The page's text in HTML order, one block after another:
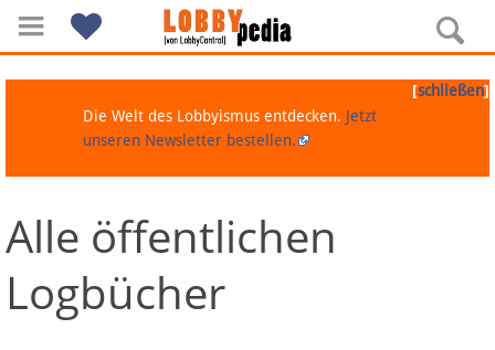
Navigation
Über Lobbypedia
[schließen]
Die Welt des Lobbyismus entdecken. Jetzt
unseren Newsletter bestellen.
Alle öffentlichen
Logbücher